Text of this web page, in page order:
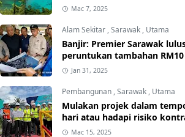
Mac 7, 2025
Alam Sekitar ,Sarawak , Utama
Banjir: Premier Sarawak
peruntukan tambahan
Jan 31, 2025
Pembangunan ,Sarawak , Utama
Mulakan projek dalam
hari atau hadapi risiko
ditamatkan
Mac 15, 2025